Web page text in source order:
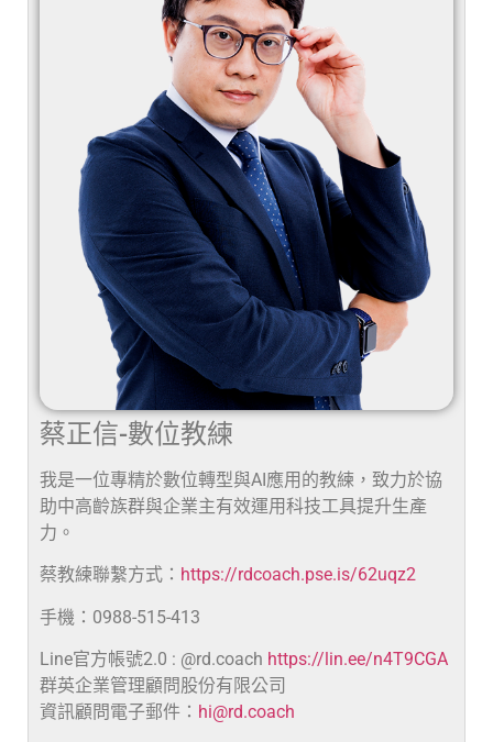
蔡正信-數位教練
我是一位專精於數位轉型與AI應用的教練，致力於協
助中高齡族群與企業主有效運用科技工具提升生產
力。
蔡教練聯繫方式： https://rdcoach.pse.is/62uqz2
手機：0988-515-413
Line官方帳號2.0 : @rd.coach https://lin.ee/n4T9CGA
群英企業管理顧問股份有限公司
資訊顧問電子郵件： hi@rd.coach